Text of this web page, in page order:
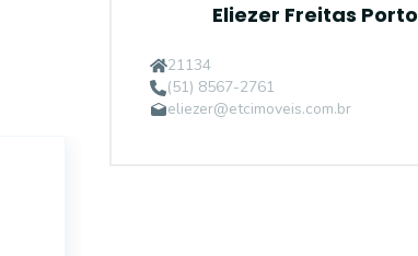
Eliezer Freitas Porto
21134
(51) 8567-2761
eliezer@etcimoveis.com.br